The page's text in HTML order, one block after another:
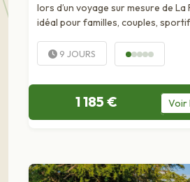
lors d’un voyage sur mesure de
idéal pour familles, couples,
un cyclo-voyage inoubliable de La
long des plus belles côtes de...
9 JOURS
1 185 € Voir